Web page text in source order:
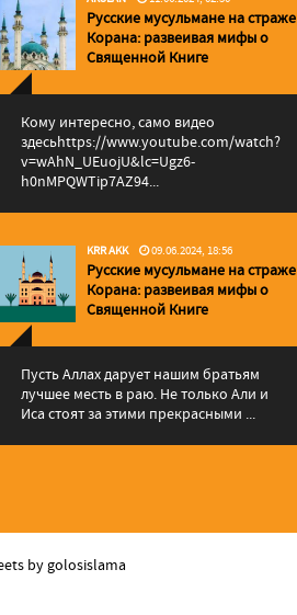
Русские мусульмане на страже
Корана: pазвеивая мифы о
Священной Книге
Кому интересно, само видео
здесьhttps://www.youtube.com/watch?
v=wAhN_UEuojU&lc=Ugz6-
h0nMPQWTip7AZ94...
KRR AKK 09.06.2024, 18:56
Русские мусульмане на страже
Корана: pазвеивая мифы о
Священной Книге
Пусть Аллах дарует нашим братьям
лучшее месть в раю. Не только Али и
Иса стоят за этими прекрасными ...
by golosislama